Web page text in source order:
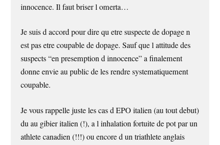
innocence. Il faut briser l omerta…
Je suis d accord pour dire qu etre suspecte de dopage n
est pas etre coupable de dopage. Sauf que l attitude des
suspects “en presemption d innocence” a finalement
donne envie au public de les rendre systematiquement
coupable.
Je vous rappelle juste les cas d EPO italien (au tout debut)
du au gibier italien (!), a l inhalation fortuite de pot par un
athlete canadien (!!!) ou encore d un triathlete anglais